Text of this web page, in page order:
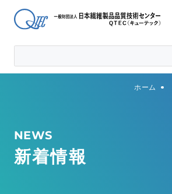
QTECについて
ホーム
NEWS
新着情報